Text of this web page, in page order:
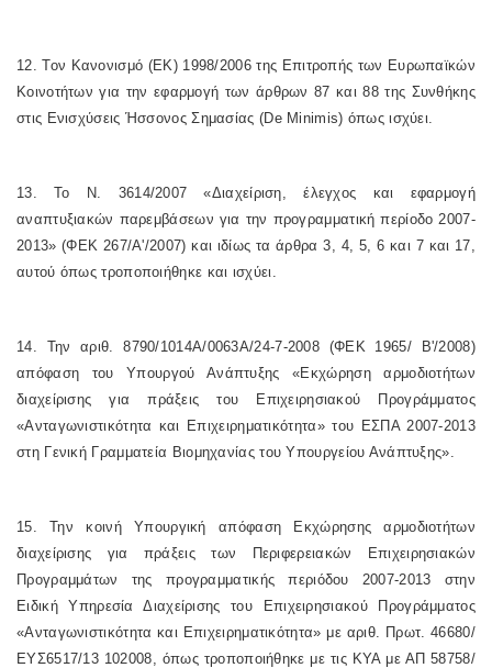
12. Τον Κανονισμό (ΕΚ) 1998/2006 της Επιτροπής των Ευρωπαϊκών
Κοινοτήτων για την εφαρμογή των άρθρων 87 και 88 της Συνθήκης
στις Ενισχύσεις Ήσσονος Σημασίας (De Minimis) όπως ισχύει.
13. Το Ν. 3614/2007 «Διαχείριση, έλεγχος και εφαρμογή
αναπτυξιακών παρεμβάσεων για την προγραμματική περίοδο 2007-
2013» (ΦΕΚ 267/Α'/2007) και ιδίως τα άρθρα 3, 4, 5, 6 και 7 και 17,
αυτού όπως τροποποιήθηκε και ισχύει.
14. Την αριθ. 8790/1014Α/0063Α/24-7-2008 (ΦΕΚ 1965/ Β'/2008)
απόφαση του Υπουργού Ανάπτυξης «Εκχώρηση αρμοδιοτήτων
διαχείρισης για πράξεις του Επιχειρησιακού Προγράμματος
«Ανταγωνιστικότητα και Επιχειρηματικότητα» του ΕΣΠΑ 2007-2013
στη Γενική Γραμματεία Βιομηχανίας του Υπουργείου Ανάπτυξης».
15. Την κοινή Υπουργική απόφαση Εκχώρησης αρμοδιοτήτων
διαχείρισης για πράξεις των Περιφερειακών Επιχειρησιακών
Προγραμμάτων της προγραμματικής περιόδου 2007-2013 στην
Ειδική Υπηρεσία Διαχείρισης του Επιχειρησιακού Προγράμματος
«Ανταγωνιστικότητα και Επιχειρηματικότητα» με αριθ. Πρωτ. 46680/
ΕΥΣ6517/13 102008, όπως τροποποιήθηκε με τις ΚΥΑ με ΑΠ 58758/